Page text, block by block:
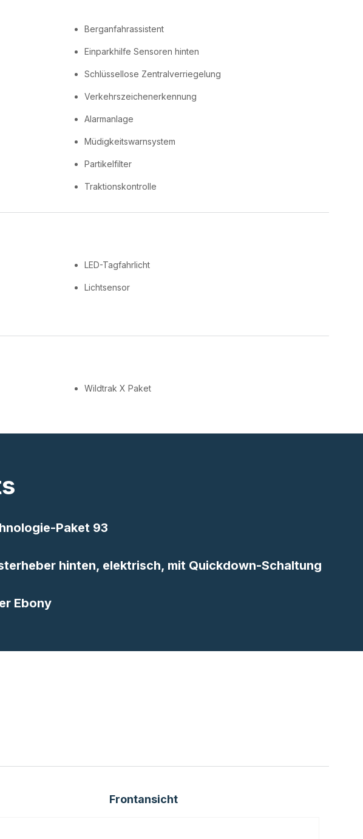
Berganfahrassistent
Einparkhilfe Sensoren hinten
Schlüssellose Zentralverriegelung
Verkehrszeichenerkennung
Alarmanlage
Müdigkeitswarnsystem
Partikelfilter
Traktionskontrolle
LED-Tagfahrlicht
Lichtsensor
Wildtrak X Paket
Paket 93
hinten, elektrisch, mit Quickdown-Schaltung
Ebony
Frontansicht